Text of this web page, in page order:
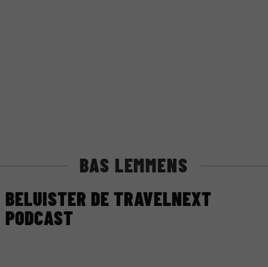
BAS LEMMENS
BELUISTER DE TRAVELNEXT
PODCAST